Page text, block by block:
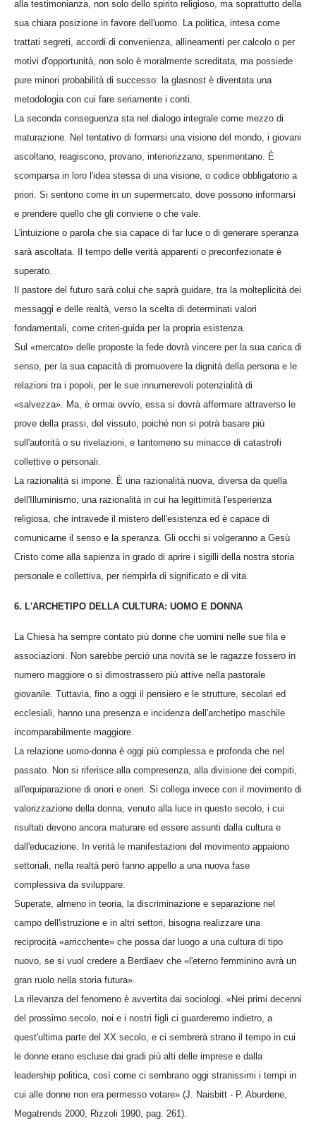
alla testimonianza, non solo dello spirito religioso, ma soprattutto della
sua chiara posizione in favore dell'uomo. La politica, intesa come
trattati segreti, accordi di convenienza, allineamenti per calcolo o per
motivi d'opportunità, non solo è moralmente screditata, ma possiede
pure minori probabilità di successo: la glasnost è diventata una
metodologia con cui fare seriamente i conti.
La seconda conseguenza sta nel dialogo integrale come mezzo di
maturazione. Nel tentativo di formarsi una visione del mondo, i giovani
ascoltano, reagiscono, provano, interiorizzano, sperimentano. È
scomparsa in loro l'idea stessa di una visione, o codice obbligatorio a
priori. Si sentono come in un supermercato, dove possono informarsi
e prendere quello che gli conviene o che vale.
L'intuizione o parola che sia capace di far luce o di generare speranza
sarà ascoltata. Il tempo delle verità apparenti o preconfezionate è
superato.
Il pastore del futuro sarà colui che saprà guidare, tra la molteplicità dei
messaggi e delle realtà, verso la scelta di determinati valori
fondamentali, come criteri-guida per la propria esistenza.
Sul «mercato» delle proposte la fede dovrà vincere per la sua carica di
senso, per la sua capacità di promuovere la dignità della persona e le
relazioni tra i popoli, per le sue innumerevoli potenzialità di
«salvezza». Ma, è ormai ovvio, essa si dovrà affermare attraverso le
prove della prassi, del vissuto, poiché non si potrà basare più
sull'autorità o su rivelazioni, e tantomeno su minacce di catastrofi
collettive o personali.
La razionalità si impone. È una razionalità nuova, diversa da quella
dell'Illuminismo, una razionalità in cui ha legittimità l'esperienza
religiosa, che intravede il mistero dell'esistenza ed è capace di
comunicarne il senso e la speranza. Gli occhi si volgeranno a Gesù
Cristo come alla sapienza in grado di aprire i sigilli della nostra storia
personale e collettiva, per riempirla di significato e di vita.
6. L'ARCHETIPO DELLA CULTURA: UOMO E DONNA
La Chiesa ha sempre contato più donne che uomini nelle sue fila e
associazioni. Non sarebbe perciò una novità se le ragazze fossero in
numero maggiore o si dimostrassero più attive nella pastorale
giovanile. Tuttavia, fino a oggi il pensiero e le strutture, secolari ed
ecclesiali, hanno una presenza e incidenza dell'archetipo maschile
incomparabilmente maggiore.
La relazione uomo-donna è oggi più complessa e profonda che nel
passato. Non si riferisce alla compresenza, alla divisione dei compiti,
all'equiparazione di onori e oneri. Si collega invece con il movimento di
valorizzazione della donna, venuto alla luce in questo secolo, i cui
risultati devono ancora maturare ed essere assunti dalla cultura e
dall'educazione. In verità le manifestazioni del movimento appaiono
settoriali, nella realtà però fanno appello a una nuova fase
complessiva da sviluppare.
Superate, almeno in teoria, la discriminazione e separazione nel
campo dell'istruzione e in altri settori, bisogna realizzare una
reciprocità «arricchente» che possa dar luogo a una cultura di tipo
nuovo, se si vuol credere a Berdiaev che «l'eterno femminino avrà un
gran ruolo nella storia futura».
La rilevanza del fenomeno è avvertita dai sociologi. «Nei primi decenni
del prossimo secolo, noi e i nostri figli ci guarderemo indietro, a
quest'ultima parte del XX secolo, e ci sembrerà strano il tempo in cui
le donne erano escluse dai gradi più alti delle imprese e dalla
leadership politica, così come ci sembrano oggi stranissimi i tempi in
cui alle donne non era permesso votare» (J. Naisbitt - P. Aburdene,
Megatrends 2000, Rizzoli 1990, pag. 261).